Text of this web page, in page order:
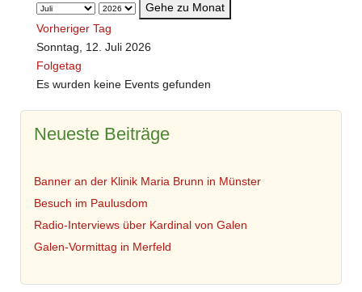
Gehe zu Monat
Vorheriger Tag
Sonntag, 12. Juli 2026
Folgetag
Es wurden keine Events gefunden
Neueste Beiträge
Banner an der Klinik Maria Brunn in Münster
Besuch im Paulusdom
Radio-Interviews über Kardinal von Galen
Galen-Vormittag in Merfeld